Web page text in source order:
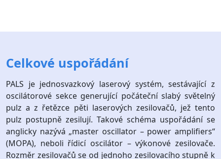
Celkové uspořádání
PALS je jednosvazkový laserový systém, sestávající z
oscilátorové sekce generující počáteční slabý světelný
pulz a z řetězce pěti laserových zesilovačů, jež tento
pulz postupně zesilují. Takové schéma uspořádání se
anglicky nazývá „master oscillator – power amplifiers“
(MOPA), neboli řídicí oscilátor – výkonové zesilovače.
Rozměr zesilovačů se od jednoho zesilovacího stupně k